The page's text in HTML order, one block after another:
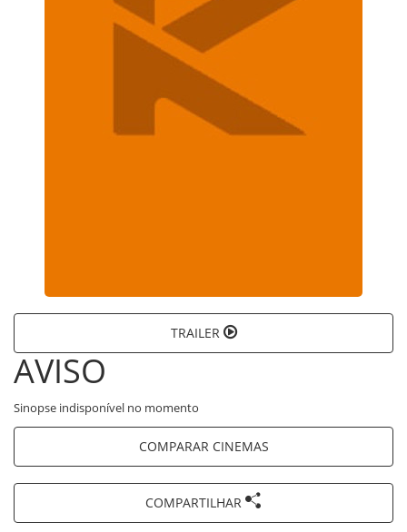
TRAILER
AVISO
Sinopse indisponível no momento
COMPARAR CINEMAS
COMPARTILHAR